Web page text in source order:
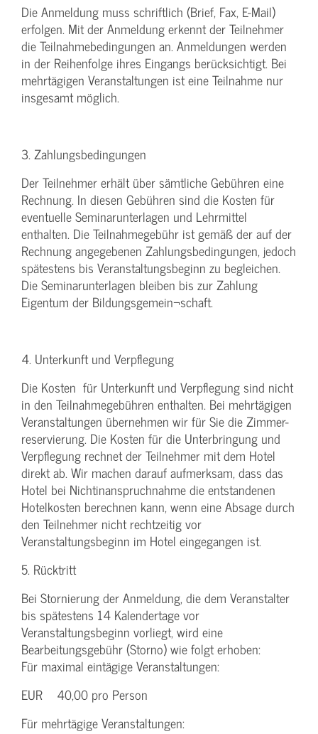
Die Anmeldung muss schriftlich (Brief, Fax, E-Mail)
erfolgen. Mit der Anmeldung erkennt der Teilnehmer
die Teilnahmebedingungen an. Anmeldungen werden
in der Reihenfolge ihres Eingangs berücksichtigt. Bei
mehrtägigen Veranstaltungen ist eine Teilnahme nur
insgesamt möglich.
3. Zahlungsbedingungen
Der Teilnehmer erhält über sämtliche Gebühren eine
Rechnung. In diesen Gebühren sind die Kosten für
eventuelle Seminarunterlagen und Lehrmittel
enthalten. Die Teilnahmegebühr ist gemäß der auf der
Rechnung angegebenen Zahlungsbedingungen, jedoch
spätestens bis Veranstaltungsbeginn zu begleichen.
Die Seminarunterlagen bleiben bis zur Zahlung
Eigentum der Bildungsgemein¬schaft.
4. Unterkunft und Verpflegung
Die Kosten für Unterkunft und Verpflegung sind nicht
in den Teilnahmegebühren enthalten. Bei mehrtägigen
Veranstaltungen übernehmen wir für Sie die Zimmer-
reservierung. Die Kosten für die Unterbringung und
Verpflegung rechnet der Teilnehmer mit dem Hotel
direkt ab. Wir machen darauf aufmerksam, dass das
Hotel bei Nichtinanspruchnahme die entstandenen
Hotelkosten berechnen kann, wenn eine Absage durch
den Teilnehmer nicht rechtzeitig vor
Veranstaltungsbeginn im Hotel eingegangen ist.
5. Rücktritt
Bei Stornierung der Anmeldung, die dem Veranstalter
bis spätestens 14 Kalendertage vor
Veranstaltungsbeginn vorliegt, wird eine
Bearbeitungsgebühr (Storno) wie folgt erhoben:
Für maximal eintägige Veranstaltungen:
EUR 40,00 pro Person
Für mehrtägige Veranstaltungen: